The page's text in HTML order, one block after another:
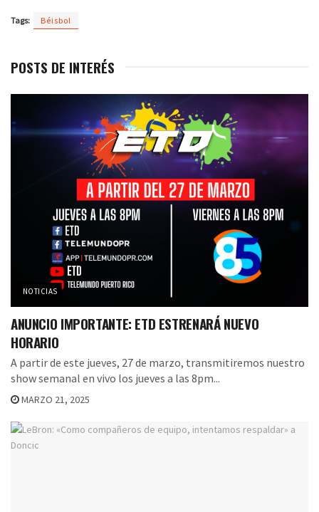
Tags: Béisbol
POSTS DE INTERÉS
NOTICIAS
ANUNCIO IMPORTANTE: ETD ESTRENARÁ NUEVO
HORARIO
A partir de este jueves, 27 de marzo, transmitiremos nuestro
show semanal en vivo los jueves a las 8pm...
MARZO 21, 2025